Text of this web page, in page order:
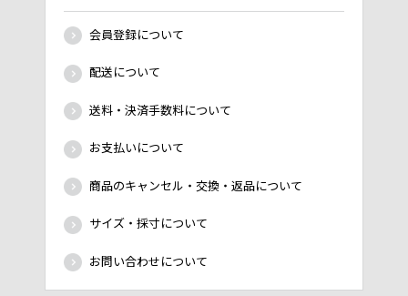
会員登録について
配送について
送料・決済手数料について
お支払いについて
商品のキャンセル・交換・返品について
サイズ・採寸について
お問い合わせについて